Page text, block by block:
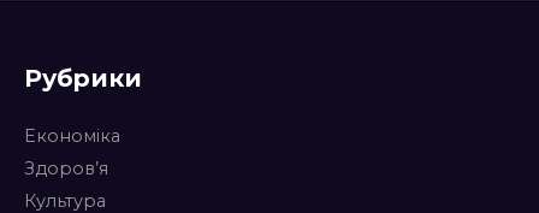
Рубрики
Економіка
Здоров’я
Культура